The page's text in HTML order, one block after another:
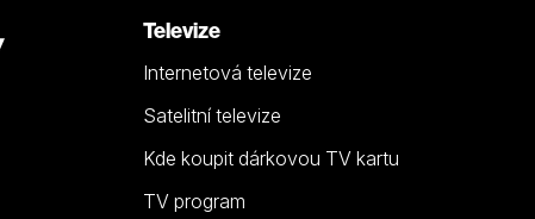
Televize
Internetová televize
Satelitní televize
Kde koupit dárkovou TV kartu
TV program